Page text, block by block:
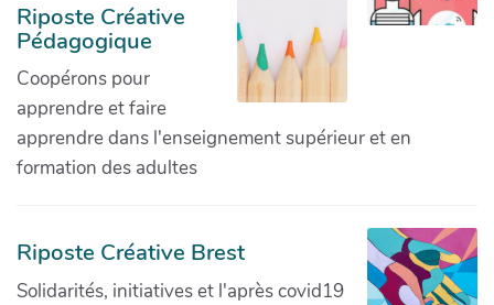
Riposte Créative
Pédagogique
Coopérons pour
apprendre et faire
apprendre dans l'enseignement supérieur et en
formation des adultes
Riposte Créative Brest
Solidarités, initiatives et l'après covid19